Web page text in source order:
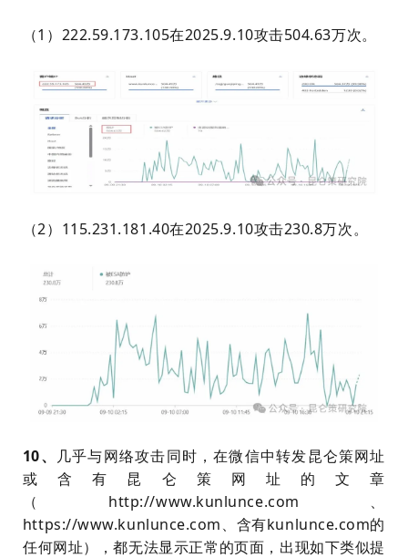
（1）222.59.173.105在2025.9.10攻击504.63万次。
（2）115.231.181.40在2025.9.10攻击230.8万次。
10、 几乎与网络攻击同时，在微信中转发昆仑策网址
或含有昆仑策网址的文章
（http://www.kunlunce.com、
https://www.kunlunce.com、含有kunlunce.com的
任何网址），都无法显示正常的页面，出现如下类似提